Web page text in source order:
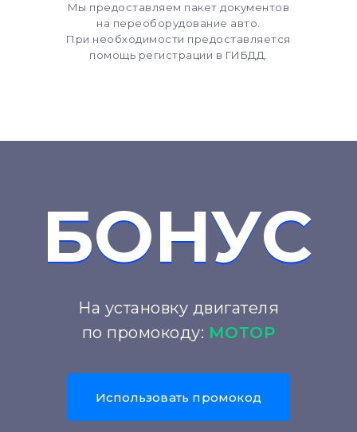
Мы предоставляем пакет документов
на переоборудование авто.
При необходимости предоставляется
помощь регистрации в ГИБДД.
БОНУС
БОНУС
На установку двигателя
по промокоду: МОТОР
Иcпользовать промокод